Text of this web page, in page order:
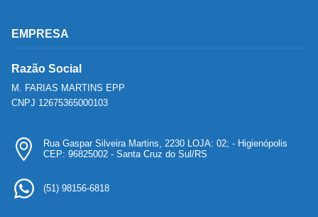
EMPRESA
Razão Social
M. FARIAS MARTINS EPP
CNPJ 12675365000103
Rua Gaspar Silveira Martins, 2230 LOJA: 02; - Higienópolis
CEP: 96825002 - Santa Cruz do Sul/RS
(51) 98156-6818